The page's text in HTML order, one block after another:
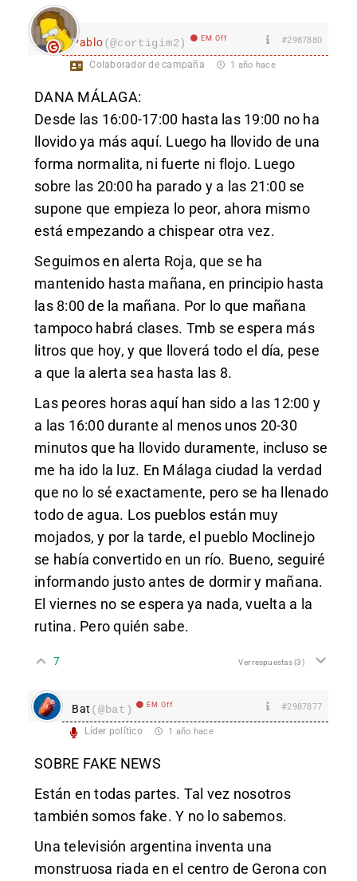
Pablo(@cortigim2) EM Off #2987880
Colaborador de campaña 1 año hace
DANA MÁLAGA:
Desde las 16:00-17:00 hasta las 19:00 no ha
llovido ya más aquí. Luego ha llovido de una
forma normalita, ni fuerte ni flojo. Luego
sobre las 20:00 ha parado y a las 21:00 se
supone que empieza lo peor, ahora mismo
está empezando a chispear otra vez.
Seguimos en alerta Roja, que se ha
mantenido hasta mañana, en principio hasta
las 8:00 de la mañana. Por lo que mañana
tampoco habrá clases. Tmb se espera más
litros que hoy, y que lloverá todo el día, pese
a que la alerta sea hasta las 8.
Las peores horas aquí han sido a las 12:00 y
a las 16:00 durante al menos unos 20-30
minutos que ha llovido duramente, incluso se
me ha ido la luz. En Málaga ciudad la verdad
que no lo sé exactamente, pero se ha llenado
todo de agua. Los pueblos están muy
mojados, y por la tarde, el pueblo Moclinejo
se había convertido en un río. Bueno, seguiré
informando justo antes de dormir y mañana.
El viernes no se espera ya nada, vuelta a la
rutina. Pero quién sabe.
7 Ver respuestas(3)
Bat (@bat) EM Off #2987877
Líder político 1 año hace
SOBRE FAKE NEWS
Están en todas partes. Tal vez nosotros
también somos fake. Y no lo sabemos.
Una televisión argentina inventa una
monstruosa riada en el centro de Gerona con